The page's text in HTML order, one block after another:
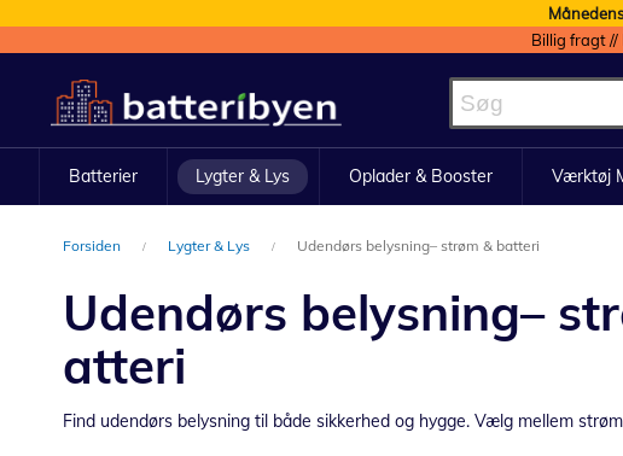
Billig fragt //
to
Content
Batterier Lygter & Lys Oplader & Booster Værktøj
Forsiden Lygter & Lys Udendørs belysning– strøm & batteri
Udendørs belysning–
atteri
Find udendørs belysning til både sikkerhed og hygge. Vælg mellem